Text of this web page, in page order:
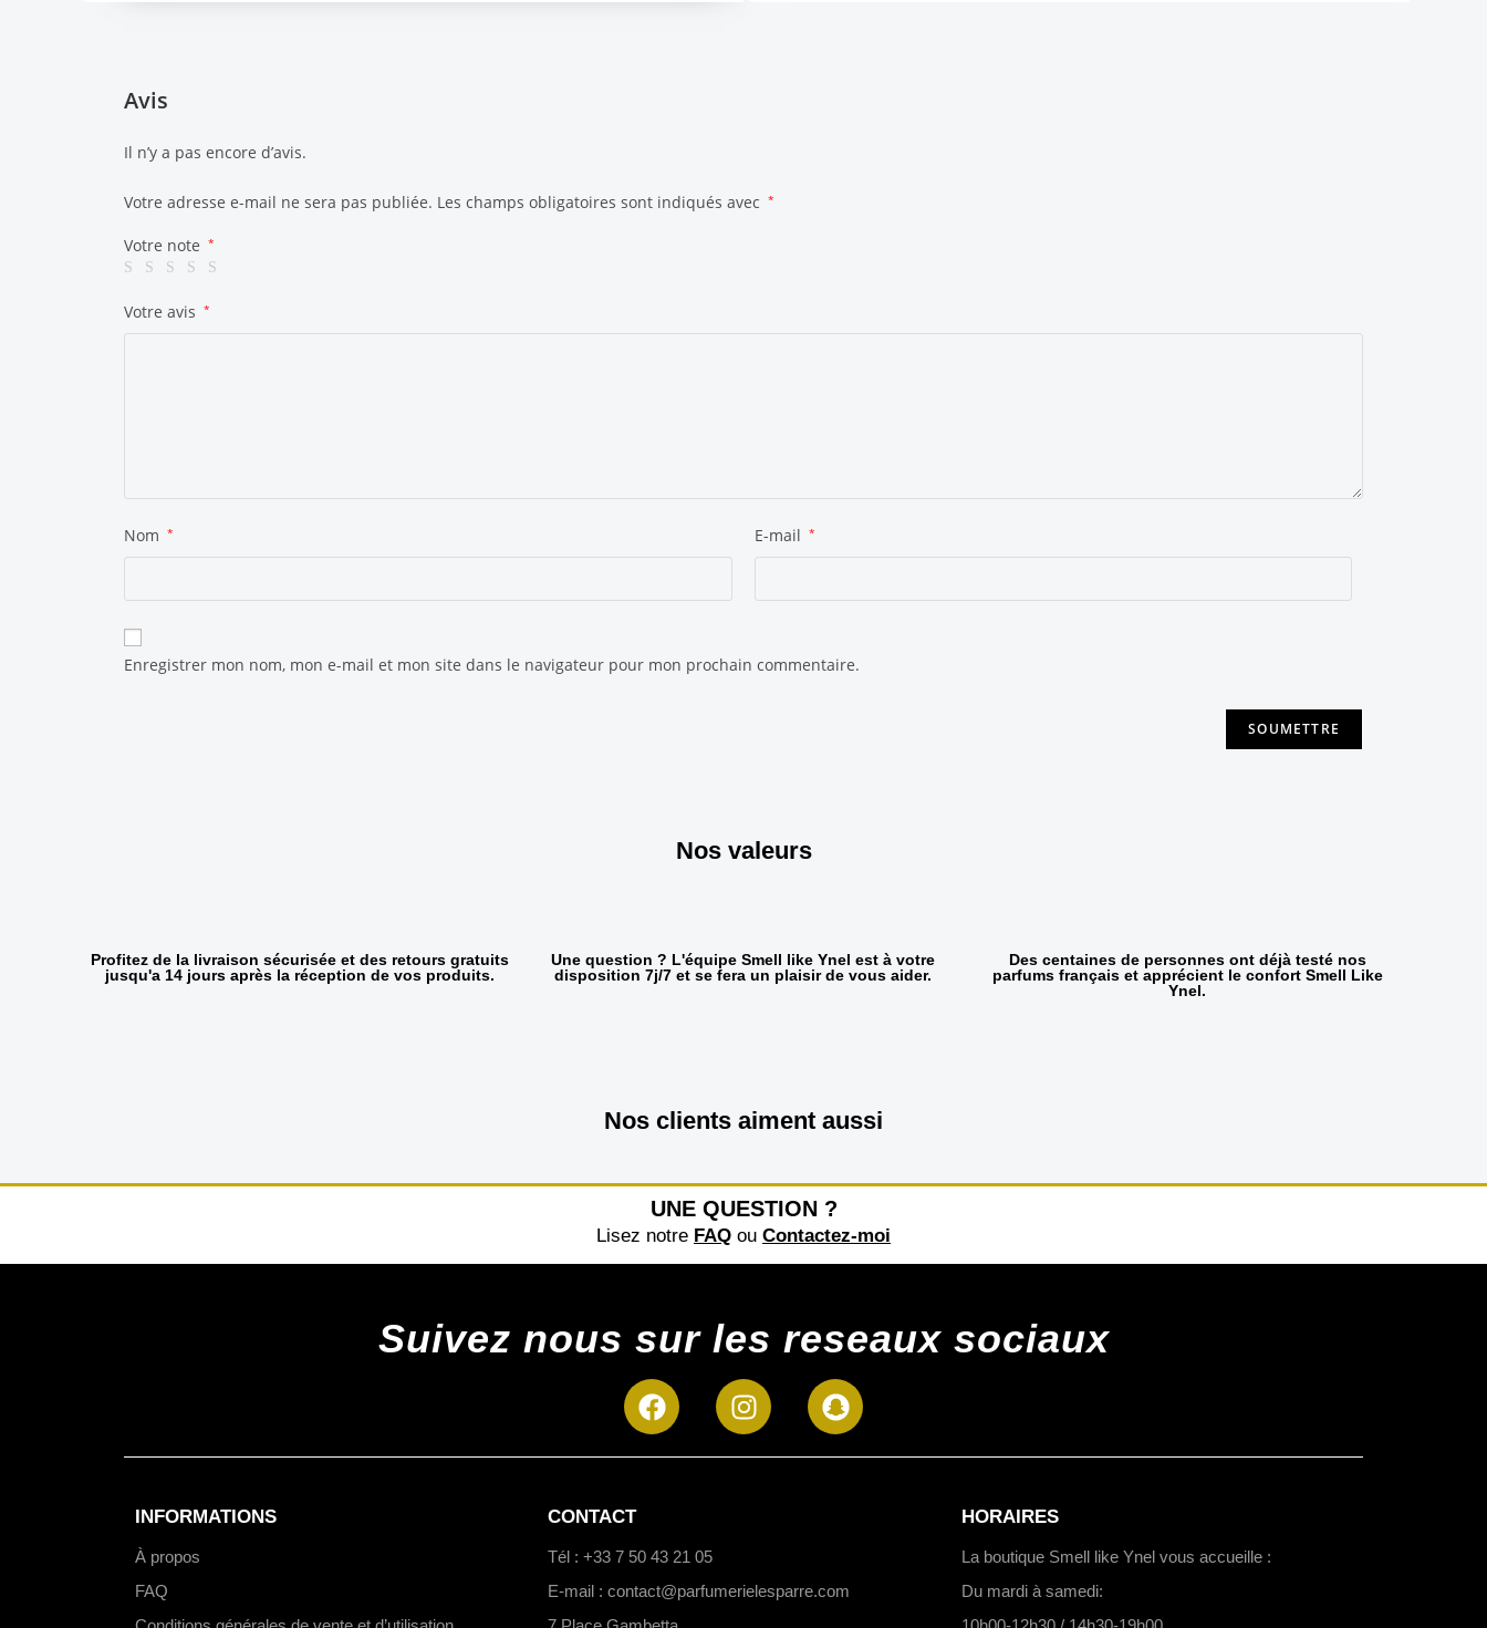
Avis
Il n’y a pas encore d’avis.
Votre adresse e-mail ne sera pas publiée. Les champs obligatoires sont indiqués avec *
Votre note *
Votre avis *
Nom * E-mail *
Enregistrer mon nom, mon e-mail et mon site dans le navigateur pour mon prochain commentaire.
Nos valeurs
Profitez de la livraison sécurisée et des retours gratuits
jusqu'a 14 jours après la réception de vos produits.
Une question ? L'équipe Smell like Ynel est à votre
disposition 7j/7 et se fera un plaisir de vous aider.
Des centaines de personnes ont déjà testé nos
parfums français et apprécient le confort Smell Like
Ynel.
Nos clients aiment aussi
UNE QUESTION ?
Lisez notre FAQ ou Contactez-moi
Suivez nous sur les reseaux sociaux
INFORMATIONS
À propos
FAQ
CONTACT
Tél : +33 7 50 43 21 05
E-mail : contact@parfumerielesparre.com
HORAIRES
La boutique Smell like Ynel vous accueille :
Du mardi à samedi: